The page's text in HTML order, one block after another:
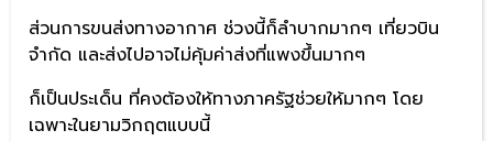
ส่วนการขนส่งทางอากาศ ช่วงนี้ก็ลำบากมากๆ เที่ยวบิน
จำกัด และส่งไปอาจไม่คุ้มค่าส่งที่แพงขึ้นมากๆ
ก็เป็นประเด็น ที่คงต้องให้ทางภาครัฐช่วยให้มากๆ โดย
เฉพาะในยามวิกฤตแบบนี้